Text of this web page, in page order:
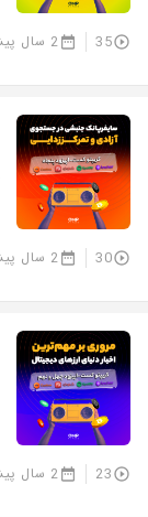
35 2 سال پیش
30 2 سال پیش
23 2 سال پیش